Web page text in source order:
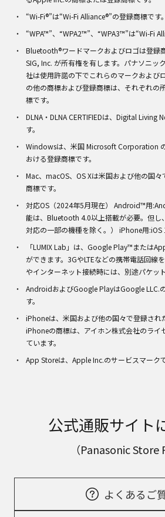
“Wi-Fi®”は“Wi-Fi Alliance®”の登録商標です。
“WPA™”、“WPA2™”、“WPA3™”は“Wi-Fi
Bluetooth®ワードマークおよびロゴは登録
SIG, Inc. が所有権を有します。パナソニッ
社は使用許諾の下でこれらのマークおよび
の他の商標および登録商標は、それぞれの
標です。
DLNA・DLNA CERTIFIEDは、Digital Living
す。
Windowsは、米国 Microsoft Corporation
おける登録商標です。
Mac、macOS、OS Xは米国および他の国
商標です。
対応OS（2024年5月現在） Android™用
能は、Bluetooth 4.0以上搭載が必要。但
対応の一部の機種を除く。） iPhone用:iOS
「LUMIX Lab」は、Google Play™または
ができます。3GやLTEなどの携帯電話回線
やインターネット接続時には、別途パケッ
AndroidおよびGoogle PlayはGoogle LLC.
す。
iPhoneは、米国および他の国々で登録され
iPhoneの商標は、アイホン株式会社のライ
ています。
App Storeは、Apple Inc.のサービスマークで
公式通販サイト
（Panasonic Store
よくあるご